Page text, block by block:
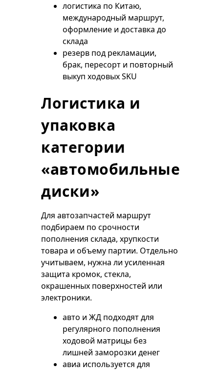
логистика по Китаю,
международный маршрут,
оформление и доставка до
склада
резерв под рекламации,
брак, пересорт и повторный
выкуп ходовых SKU
Логистика и
упаковка
категории
«автомобильные
диски»
Для автозапчастей маршрут
подбираем по срочности
пополнения склада, хрупкости
товара и объему партии. Отдельно
учитываем, нужна ли усиленная
защита кромок, стекла,
окрашенных поверхностей или
электроники.
авто и ЖД подходят для
регулярного пополнения
ходовой матрицы без
лишней заморозки денег
авиа используется для